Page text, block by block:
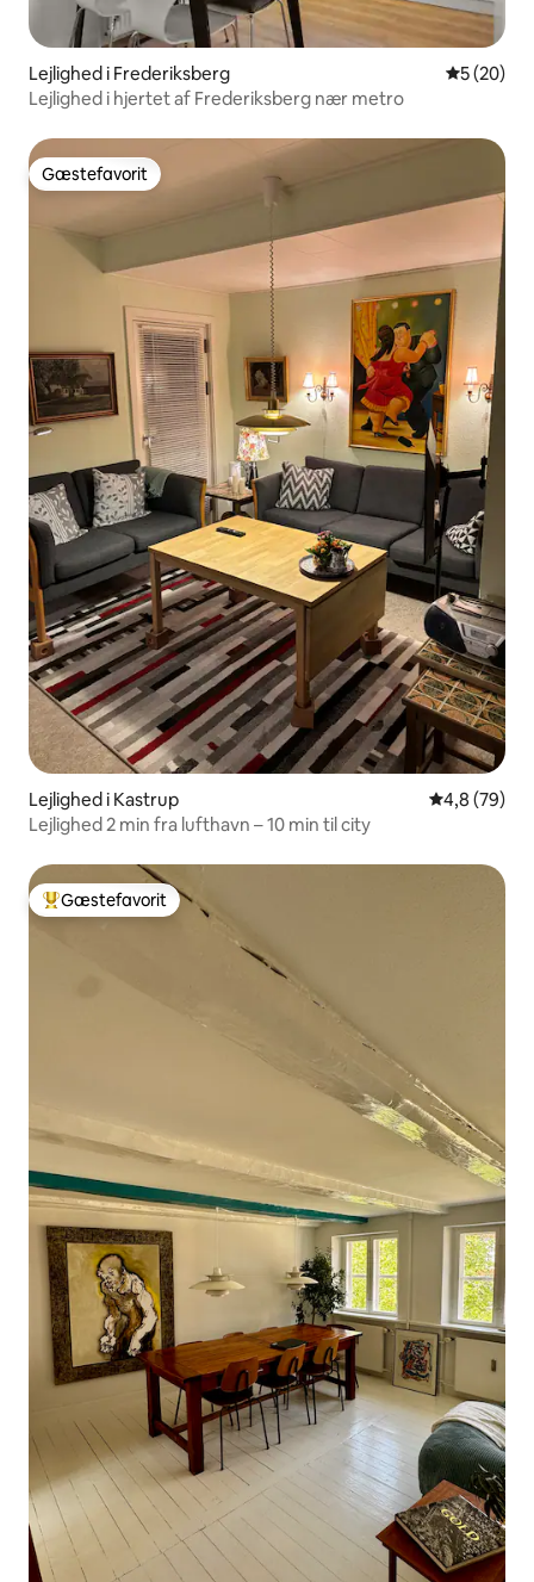
Lejlighed i Frederiksberg 5 ud af 5 i
5 (20)
Lejlighed i hjertet af Frederiksberg nær metro
Gæstefavorit
Gæstefavorit
Lejlighed i Kastrup 4,8 ud af 5 i
4,8 (79)
Lejlighed 2 min fra lufthavn – 10 min til city
Bedste gæstefavorit
Gæstefavorit